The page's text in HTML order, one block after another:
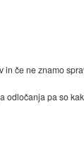
če ne znamo
odločanja pa so